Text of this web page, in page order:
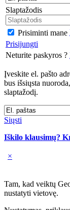
Slaptažodis
Prisiminti mane
Prisijungti
Neturite paskyros ?
Įveskite el. pašto
bus išsiųsta
slaptažodį.
Siųsti
Iškilo klausimų?
×
Tam, kad veiktų
nustatyti vietovę.